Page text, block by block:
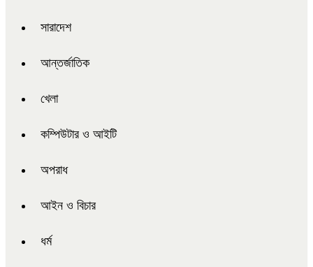
সারাদেশ
আন্তর্জাতিক
খেলা
কম্পিউটার ও আইটি
অপরাধ
আইন ও বিচার
ধর্ম